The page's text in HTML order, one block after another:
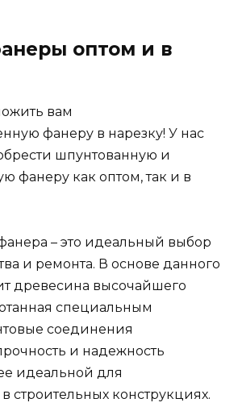
оптом и в
вам
фанеру в нарезку! У нас
шпунтованную и
фанеру как оптом, так и в
– это идеальный выбор
и ремонта. В основе данного
древесина высочайшего
специальным
соединения
и надежность
идеальной для
строительных конструкциях.